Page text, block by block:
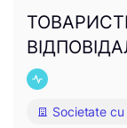
Societate